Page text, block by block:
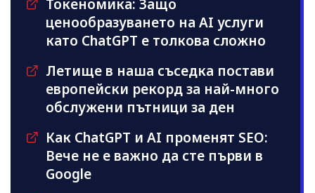
Токеномика: Защо
ценообразуването на AI услуги
като ChatGPT е толкова сложно
Летище в наша съседка постави
европейски рекорд за най-много
обслужени пътници за ден
Как ChatGPT и AI променят SEO:
Вече не е важно да сте първи в
Google